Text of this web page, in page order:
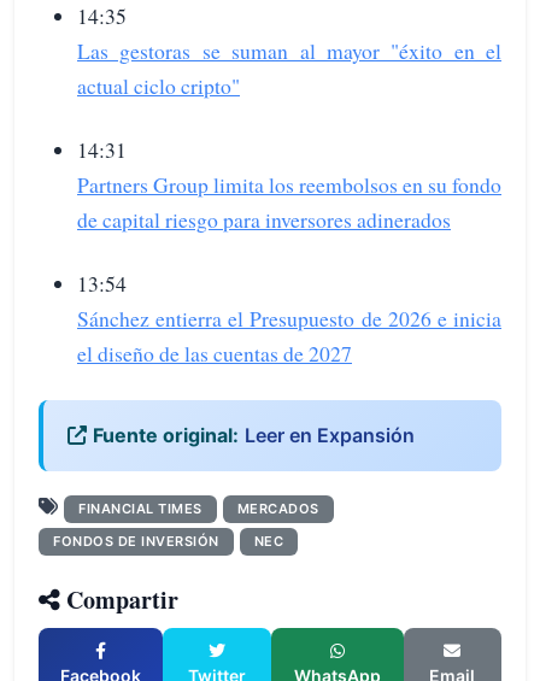
14:35
Las gestoras se suman al mayor "éxito en el
actual ciclo cripto"
14:31
Partners Group limita los reembolsos en su fondo
de capital riesgo para inversores adinerados
13:54
Sánchez entierra el Presupuesto de 2026 e inicia
el diseño de las cuentas de 2027
Fuente original: Leer en Expansión
FINANCIAL TIMES
MERCADOS
FONDOS DE INVERSIÓN
NEC
Compartir
Facebook Twitter WhatsApp Email